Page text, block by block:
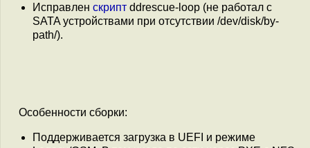
Исправлен скрипт ddrescue-loop (не работал с
SATA устройствами при отсутствии /dev/disk/by-
path/).
Особенности сборки:
Поддерживается загрузка в UEFI и режиме